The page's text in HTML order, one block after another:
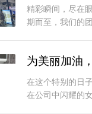
精彩瞬间，尽在
期而至，我们的
为美丽加油
在这个特别的日
在公司中闪耀的